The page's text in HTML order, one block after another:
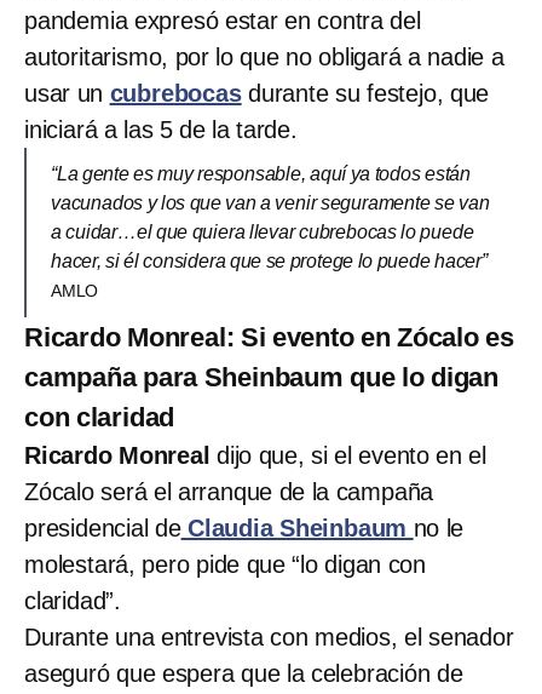
pandemia expresó estar en contra del
autoritarismo, por lo que no obligará a nadie a
usar un cubrebocasdurante su festejo, que
iniciará a las 5 de la tarde.
“La gente es muy responsable, aquí ya todos están
vacunados y los que van a venir seguramente se van
a cuidar…el que quiera llevar cubrebocas lo puede
hacer, si él considera que se protege lo puede hacer”
AMLO
Ricardo Monreal: Si evento en Zócalo es
campaña para Sheinbaum que lo digan
con claridad
Ricardo Monreal dijo que, si el evento en el
Zócalo será el arranque de la campaña
presidencial deClaudia Sheinbaum no le
molestará, pero pide que “lo digan con
claridad”.
Durante una entrevista con medios, el senador
aseguró que espera que la celebración de